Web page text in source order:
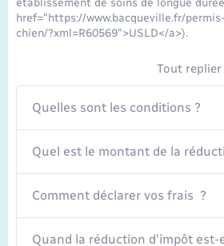
Organisation d’événement
Transports
Voirie et espace public
href="https://www.bacqueville.fr/
chien/?xml=R60569">USLD</a>).
Tout replier
Quelles sont les conditions ?
Quel est le montant de la
Comment déclarer vos frais ?
Quand la réduction d'impôt est-